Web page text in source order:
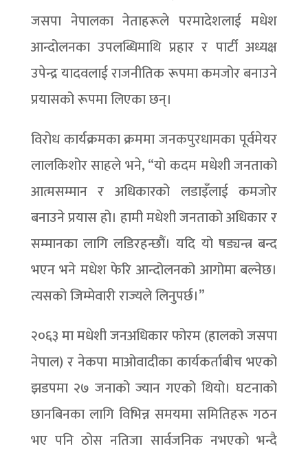
जसपा नेपालका नेताहरूले परमादेशलाई मधेश
आन्दोलनका उपलब्धिमाथि प्रहार र पार्टी अध्यक्ष
उपेन्द्र यादवलाई राजनीतिक रूपमा कमजोर बनाउने
प्रयासको रूपमा लिएका छन्।
विरोध कार्यक्रमका क्रममा जनकपुरधामका पूर्वमेयर
लालकिशोर साहले भने, “यो कदम मधेशी जनताको
आत्मसम्मान र अधिकारको लडाइँलाई कमजोर
बनाउने प्रयास हो। हामी मधेशी जनताको अधिकार र
सम्मानका लागि लडिरहन्छौं। यदि यो षड्यन्त्र बन्द
भएन भने मधेश फेरि आन्दोलनको आगोमा बल्नेछ।
त्यसको जिम्मेवारी राज्यले लिनुपर्छ।”
२०६३ मा मधेशी जनअधिकार फोरम (हालको जसपा
नेपाल) र नेकपा माओवादीका कार्यकर्ताबीच भएको
झडपमा २७ जनाको ज्यान गएको थियो। घटनाको
छानबिनका लागि विभिन्न समयमा समितिहरू गठन
भए पनि ठोस नतिजा सार्वजनिक नभएको भन्दै